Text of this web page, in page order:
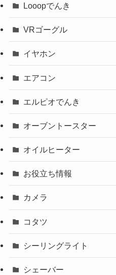
Looopでんき
VRゴーグル
イヤホン
エアコン
エルピオでんき
オーブントースター
オイルヒーター
お役立ち情報
カメラ
コタツ
シーリングライト
シェーバー